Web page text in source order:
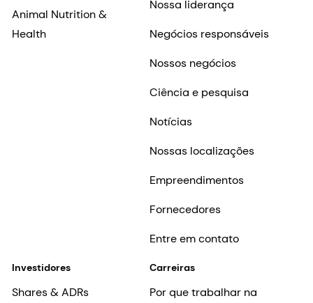
Animal Nutrition &
Health
Nossa liderança
Negócios responsáveis
Nossos negócios
Ciência e pesquisa
Notícias
Nossas localizações
Empreendimentos
Fornecedores
Entre em contato
Investidores
Shares & ADRs
Carreiras
Por que trabalhar na